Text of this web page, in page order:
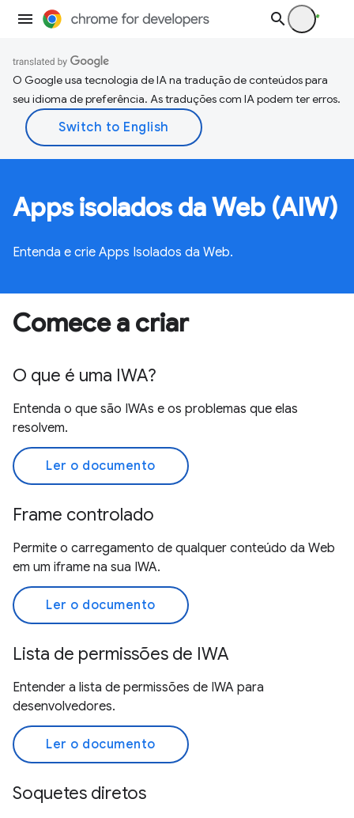
O Google usa tecnologia de IA na tradução de conteúdos para
seu idioma de preferência. As traduções com IA podem ter erros.
Apps isolados da Web (AIW)
Entenda e crie Apps Isolados da Web.
Comece a criar
O que é uma IWA?
Entenda o que são IWAs e os problemas que elas
resolvem.
Ler o documento
Frame controlado
Permite o carregamento de qualquer conteúdo da Web
em um iframe na sua IWA.
Ler o documento
Lista de permissões de IWA
Entender a lista de permissões de IWA para
desenvolvedores.
Ler o documento
Soquetes diretos